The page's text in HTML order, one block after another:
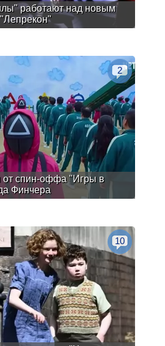
работают над новым
от спин-оффа "Игры в
Финчера
2
10